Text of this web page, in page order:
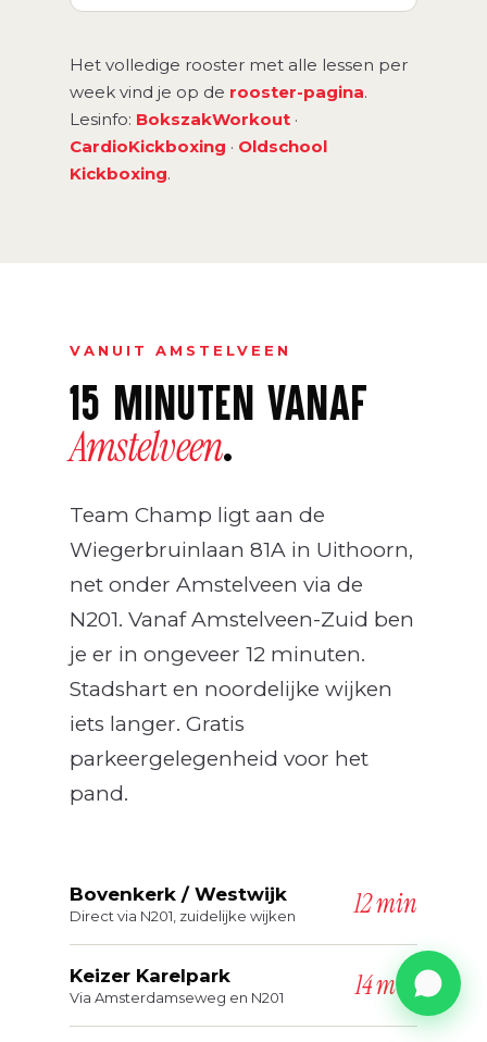
Het volledige rooster met alle lessen per
week vind je op de rooster-pagina.
Lesinfo: BokszakWorkout ·
CardioKickboxing · Oldschool
Kickboxing.
VANUIT AMSTELVEEN
15 MINUTEN VANAF
Amstelveen.
Team Champ ligt aan de
Wiegerbruinlaan 81A in Uithoorn,
net onder Amstelveen via de
N201. Vanaf Amstelveen-Zuid ben
je er in ongeveer 12 minuten.
Stadshart en noordelijke wijken
iets langer. Gratis
parkeergelegenheid voor het
pand.
Bovenkerk / Westwijk
Direct via N201, zuidelijke wijken 12 min
Keizer Karelpark
Via Amsterdamseweg en N201 14 min